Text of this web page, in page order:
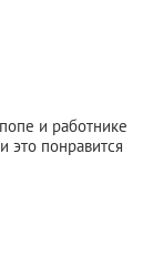
и работнике
это понравится